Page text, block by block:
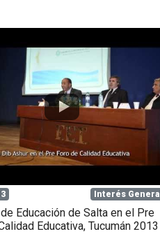
Interés General
Educación de Salta en el Pre
Educativa, Tucumán 2013